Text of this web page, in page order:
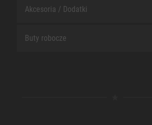
Akcesoria / Dodatki
Buty robocze